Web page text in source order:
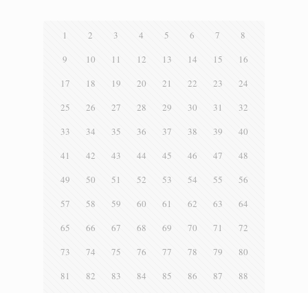
1 2 3 4 5 6 7
8
9
10 11 12 13 14 15
16
17
18 19 20 21 22 23
24
25
26 27 28 29 30 31
32
33
34 35 36 37 38 39
40
41
42 43 44 45 46 47
48
49
50 51 52 53 54 55
56
57
58 59 60 61 62 63
64
65
66 67 68 69 70 71
72
73
74 75 76 77 78 79
80
81
82 83 84 85 86 87
88